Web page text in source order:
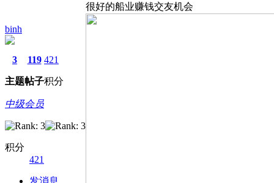
binh
3
主题
119
帖子
421
积分
中级会员
积分
421
发消息
很好的船业赚钱交友机会